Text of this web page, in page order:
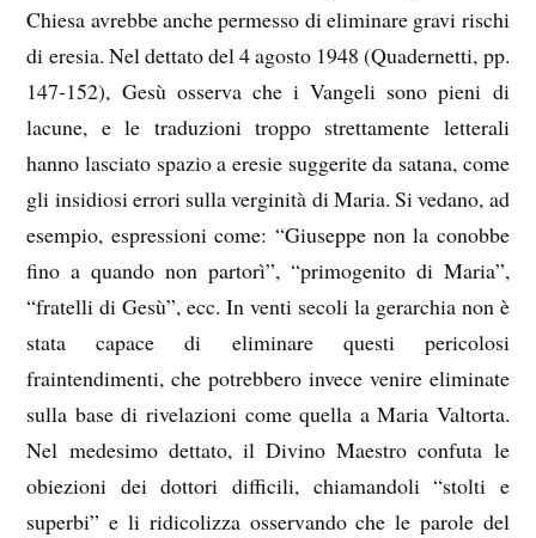
Chiesa avrebbe anche permesso di eliminare gravi rischi
di eresia. Nel dettato del 4 agosto 1948 (Quadernetti, pp.
147-152), Gesù osserva che i Vangeli sono pieni di
lacune, e le traduzioni troppo strettamente letterali
hanno lasciato spazio a eresie suggerite da satana, come
gli insidiosi errori sulla verginità di Maria. Si vedano, ad
esempio, espressioni come: “Giuseppe non la conobbe
fino a quando non partorì”, “primogenito di Maria”,
“fratelli di Gesù”, ecc. In venti secoli la gerarchia non è
stata capace di eliminare questi pericolosi
fraintendimenti, che potrebbero invece venire eliminate
sulla base di rivelazioni come quella a Maria Valtorta.
Nel medesimo dettato, il Divino Maestro confuta le
obiezioni dei dottori difficili, chiamandoli “stolti e
superbi” e li ridicolizza osservando che le parole del